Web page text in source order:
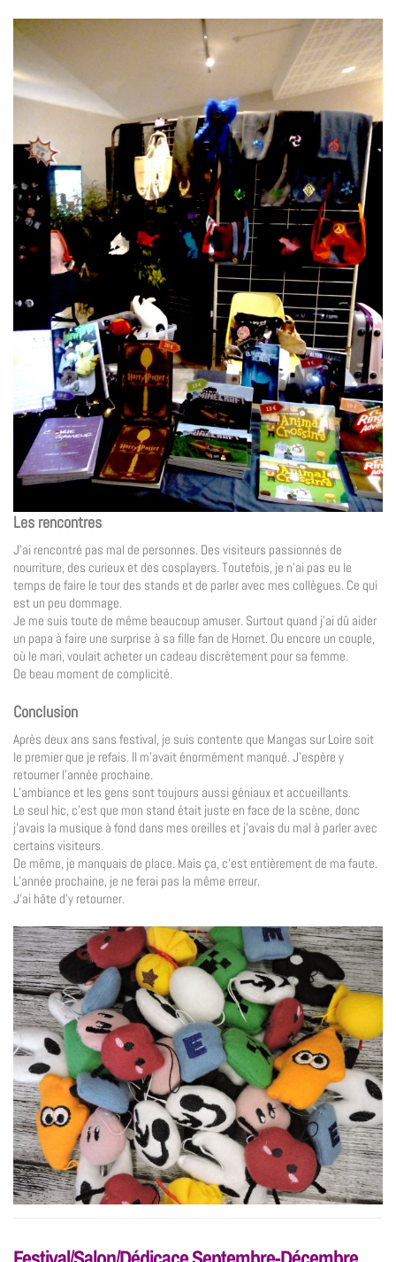
Les rencontres
J’ai rencontré pas mal de personnes. Des visiteurs passionnés de
nourriture, des curieux et des cosplayers. Toutefois, je n’ai pas eu le
temps de faire le tour des stands et de parler avec mes collègues. Ce qui
est un peu dommage.
Je me suis toute de même beaucoup amuser. Surtout quand j’ai dû aider
un papa à faire une surprise à sa fille fan de Hornet. Ou encore un couple,
où le mari, voulait acheter un cadeau discrètement pour sa femme.
De beau moment de complicité.
Conclusion
Après deux ans sans festival, je suis contente que Mangas sur Loire soit
le premier que je refais. Il m’avait énormément manqué. J’espère y
retourner l’année prochaine.
L’ambiance et les gens sont toujours aussi géniaux et accueillants.
Le seul hic, c’est que mon stand était juste en face de la scène, donc
j’avais la musique à fond dans mes oreilles et j’avais du mal à parler avec
certains visiteurs.
De même, je manquais de place. Mais ça, c’est entièrement de ma faute.
L’année prochaine, je ne ferai pas la même erreur.
J’ai hâte d’y retourner.